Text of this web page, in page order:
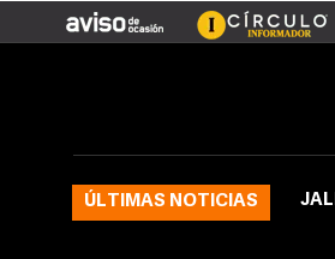
ÚLTIMAS NOTICIAS